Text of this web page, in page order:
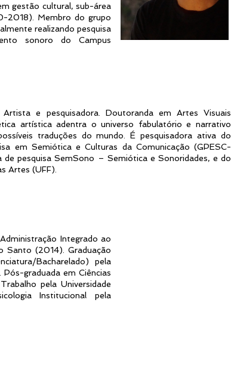
gestão cultural, sub-área
2018). Membro do grupo
realizando pesquisa
sonoro do Campus
e pesquisadora. Doutoranda em Artes Visuais
artística adentra o universo fabulatório e narrativo
traduções do mundo. É pesquisadora ativa do
em Semiótica e Culturas da Comunicação (GPESC-
de pesquisa SemSono – Semiótica e Sonoridades, e do
Artes (UFF).
Integrado ao
Santo (2014). Graduação
Bacharelado) pela
graduada em Ciências
pela Universidade
Institucional pela